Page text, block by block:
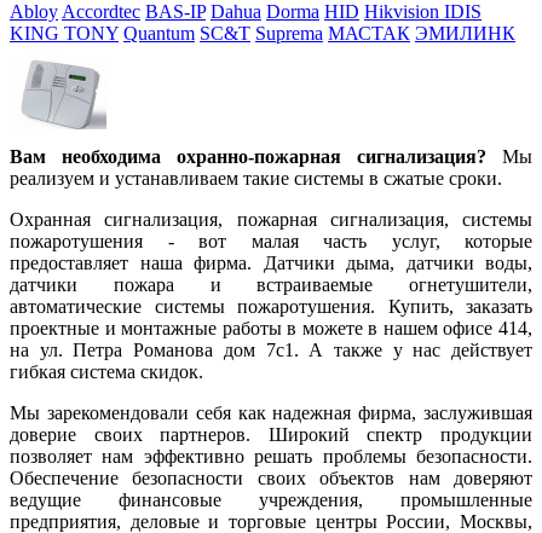
Abloy Accordtec BAS-IP Dahua Dorma HID Hikvision IDIS
KING TONY Quantum SC&T Suprema МАСТАК ЭМИЛИНК
Вам необходима охранно-пожарная сигнализация? Мы
реализуем и устанавливаем такие системы в сжатые сроки.
Охранная сигнализация, пожарная сигнализация, системы
пожаротушения - вот малая часть услуг, которые
предоставляет наша фирма. Датчики дыма, датчики воды,
датчики пожара и встраиваемые огнетушители,
автоматические системы пожаротушения. Купить, заказать
проектные и монтажные работы в можете в нашем офисе 414,
на ул. Петра Романова дом 7с1. А также у нас действует
гибкая система скидок.
Мы зарекомендовали себя как надежная фирма, заслужившая
доверие своих партнеров. Широкий спектр продукции
позволяет нам эффективно решать проблемы безопасности.
Обеспечение безопасности своих объектов нам доверяют
ведущие финансовые учреждения, промышленные
предприятия, деловые и торговые центры России, Москвы,